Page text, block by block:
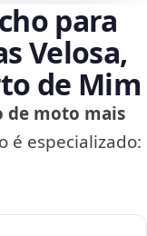
para
Velosa,
de Mim
de moto mais
é especializado: